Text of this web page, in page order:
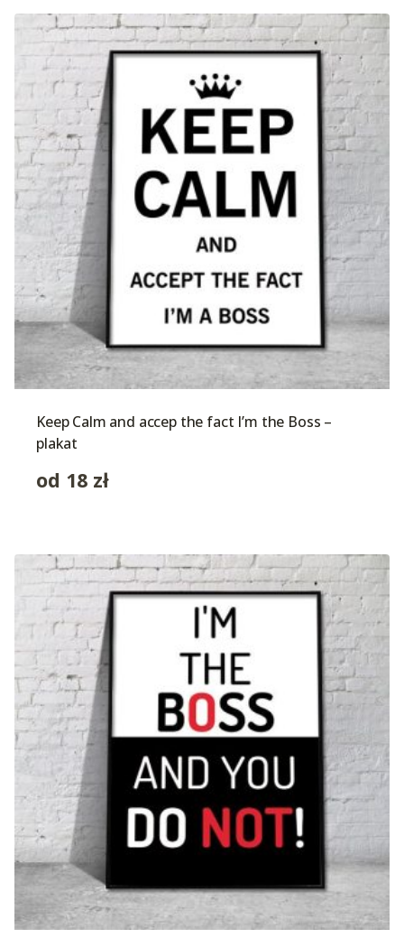
Keep Calm and accep the fact I’m the Boss –
plakat
od 18 zł